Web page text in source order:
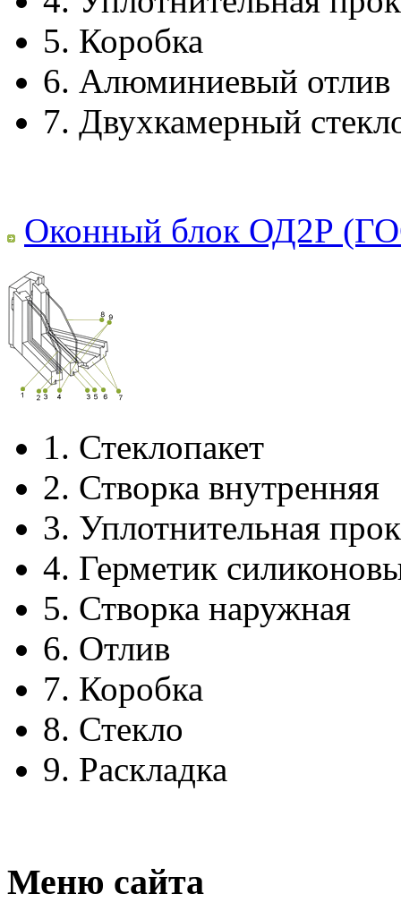
5. Коробка
6. Алюминиевый отлив
7. Двухкамерный
Оконный блок ОД2Р
1. Стеклопакет
2. Створка внутренняя
3. Уплотнительная
4. Герметик
5. Створка наружная
6. Отлив
7. Коробка
8. Стекло
9. Раскладка
Меню сайта